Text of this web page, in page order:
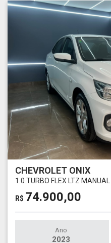
CHEVROLET ONIX
1.0 TURBO FLEX LTZ MANUAL
R$ 74.900,00
Ano
2023